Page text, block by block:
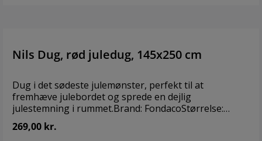
Nils Dug, rød juledug, 145x250 cm
Dug i det sødeste julemønster, perfekt til at
fremhæve julebordet og sprede en dejlig
julestemning i rummet.Brand: FondacoStørrelse:
145x250 cmMateriale: 100% bomuld
269,00 kr.